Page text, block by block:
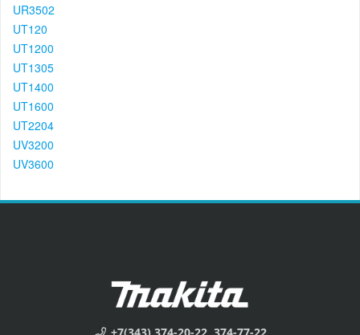
UR3502
UT120
UT1200
UT1305
UT1400
UT1600
UT2204
UV3200
UV3600
+7(343) 374-20-22, 374-77-22